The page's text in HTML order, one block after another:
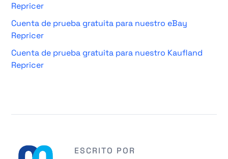
Repricer
Cuenta de prueba gratuita para nuestro eBay
Repricer
Cuenta de prueba gratuita para nuestro Kaufland
Repricer
ESCRITO POR